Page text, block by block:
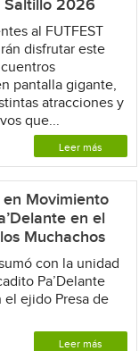
Saltillo 2026
al FUTFEST
disfrutar este
pantalla gigante,
atracciones y
que...
Leer más
Movimiento
en el
Muchachos
con la unidad
Pa’Delante
el ejido Presa de
Leer más